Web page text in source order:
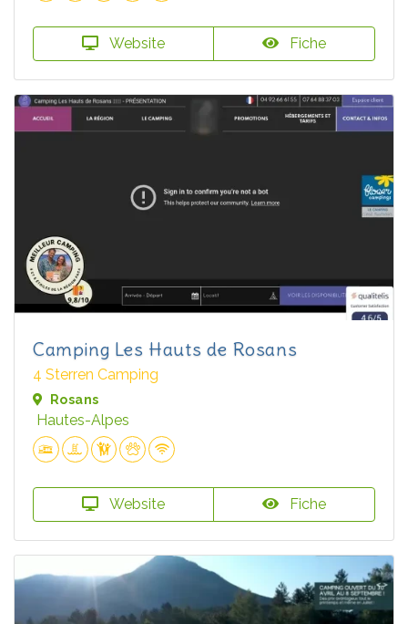
Website Fiche
Camping Les Hauts de Rosans
4 Sterren Camping
Rosans
Hautes-Alpes
Website Fiche